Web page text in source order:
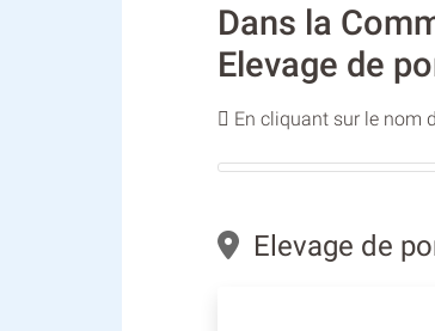
Dans la
Elevage de
En cliquant sur le nom
Elevage de